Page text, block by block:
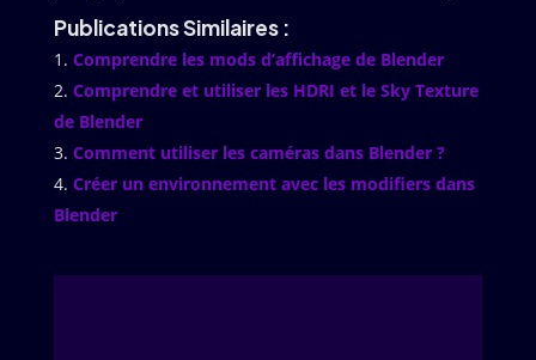
Publications Similaires :
Comprendre les mods d’affichage de Blender
Comprendre et utiliser les HDRI et le Sky Texture
de Blender
Comment utiliser les caméras dans Blender ?
Créer un environnement avec les modifiers dans
Blender